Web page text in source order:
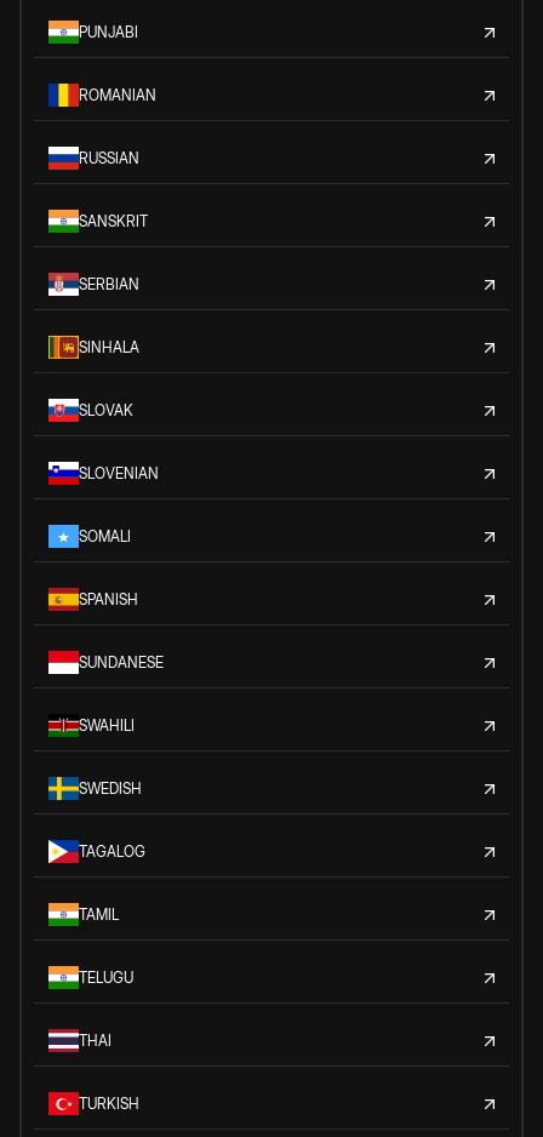
PUNJABI
ROMANIAN
RUSSIAN
SANSKRIT
SERBIAN
SINHALA
SLOVAK
SLOVENIAN
SOMALI
SPANISH
SUNDANESE
SWAHILI
SWEDISH
TAGALOG
TAMIL
TELUGU
THAI
TURKISH